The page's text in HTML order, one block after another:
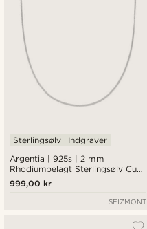
Argentia | 925s | 2 mm
Rhodiumbelagt Sterlingsølv Curb
Chain Halskæde
Sterlingsølv Indgraver
999,00 kr
SEIZMONT